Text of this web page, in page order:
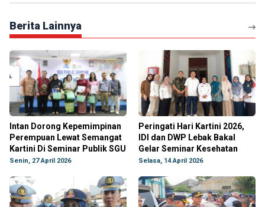
Berita Lainnya
Intan Dorong Kepemimpinan
Perempuan Lewat Semangat
Kartini Di Seminar Publik SGU
Senin, 27 April 2026
Peringati Hari Kartini 2026,
IDI dan DWP Lebak Bakal
Gelar Seminar Kesehatan
Selasa, 14 April 2026